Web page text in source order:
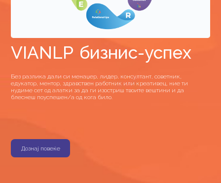
VIANLP бизнис-успех
Без разлика дали си менаџер, лидер, консултант, советник,
едукатор, ментор, здравствен работник или креативец, ние ти
нудиме сет од алатки за да ги изостриш твоите вештини и да
блеснеш поуспешен/а од кога било.
Дознај повеќе